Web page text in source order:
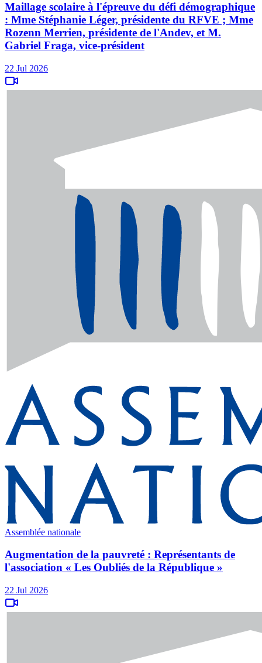
Maillage scolaire à l'épreuve du défi démographique
: Mme Stéphanie Léger, présidente du RFVE ; Mme
Rozenn Merrien, présidente de l'Andev, et M.
Gabriel Fraga, vice-président
22 Jul 2026
Assemblée nationale
Augmentation de la pauvreté : Représentants de
l'association « Les Oubliés de la République »
22 Jul 2026